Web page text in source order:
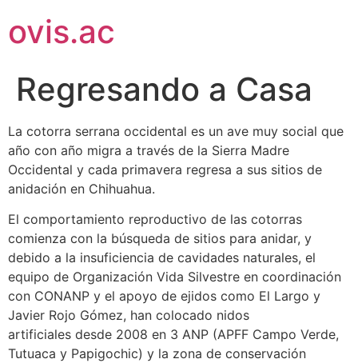
ovis.ac
Regresando a Casa
La cotorra serrana occidental es un ave muy social que
año con año migra a través de la Sierra Madre
Occidental y cada primavera regresa a sus sitios de
anidación en Chihuahua.
El comportamiento reproductivo de las cotorras
comienza con la búsqueda de sitios para anidar, y
debido a la insuficiencia de cavidades naturales, el
equipo de Organización Vida Silvestre en coordinación
con CONANP y el apoyo de ejidos como El Largo y
Javier Rojo Gómez, han colocado nidos
artificiales desde 2008 en 3 ANP (APFF Campo Verde,
Tutuaca y Papigochic) y la zona de conservación